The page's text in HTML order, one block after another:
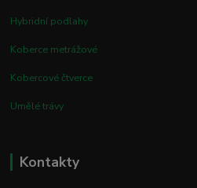
Hybridní podlahy
Koberce metrážové
Kobercové čtverce
Umělé trávy
Kontakty